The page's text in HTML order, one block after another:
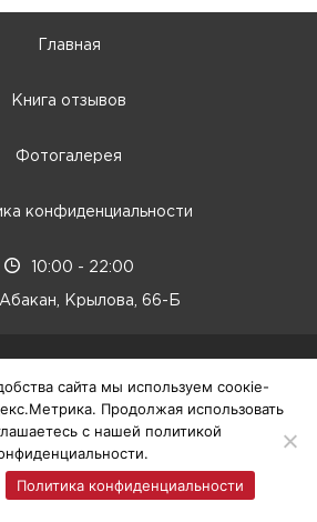
Главная
Книга отзывов
Фотогалерея
конфиденциальности
10:00 - 22:00
Абакан, Крылова, 66-Б
сайта мы используем соокіе-
Продолжая использовать
с нашей политикой
Политика конфиденциальности